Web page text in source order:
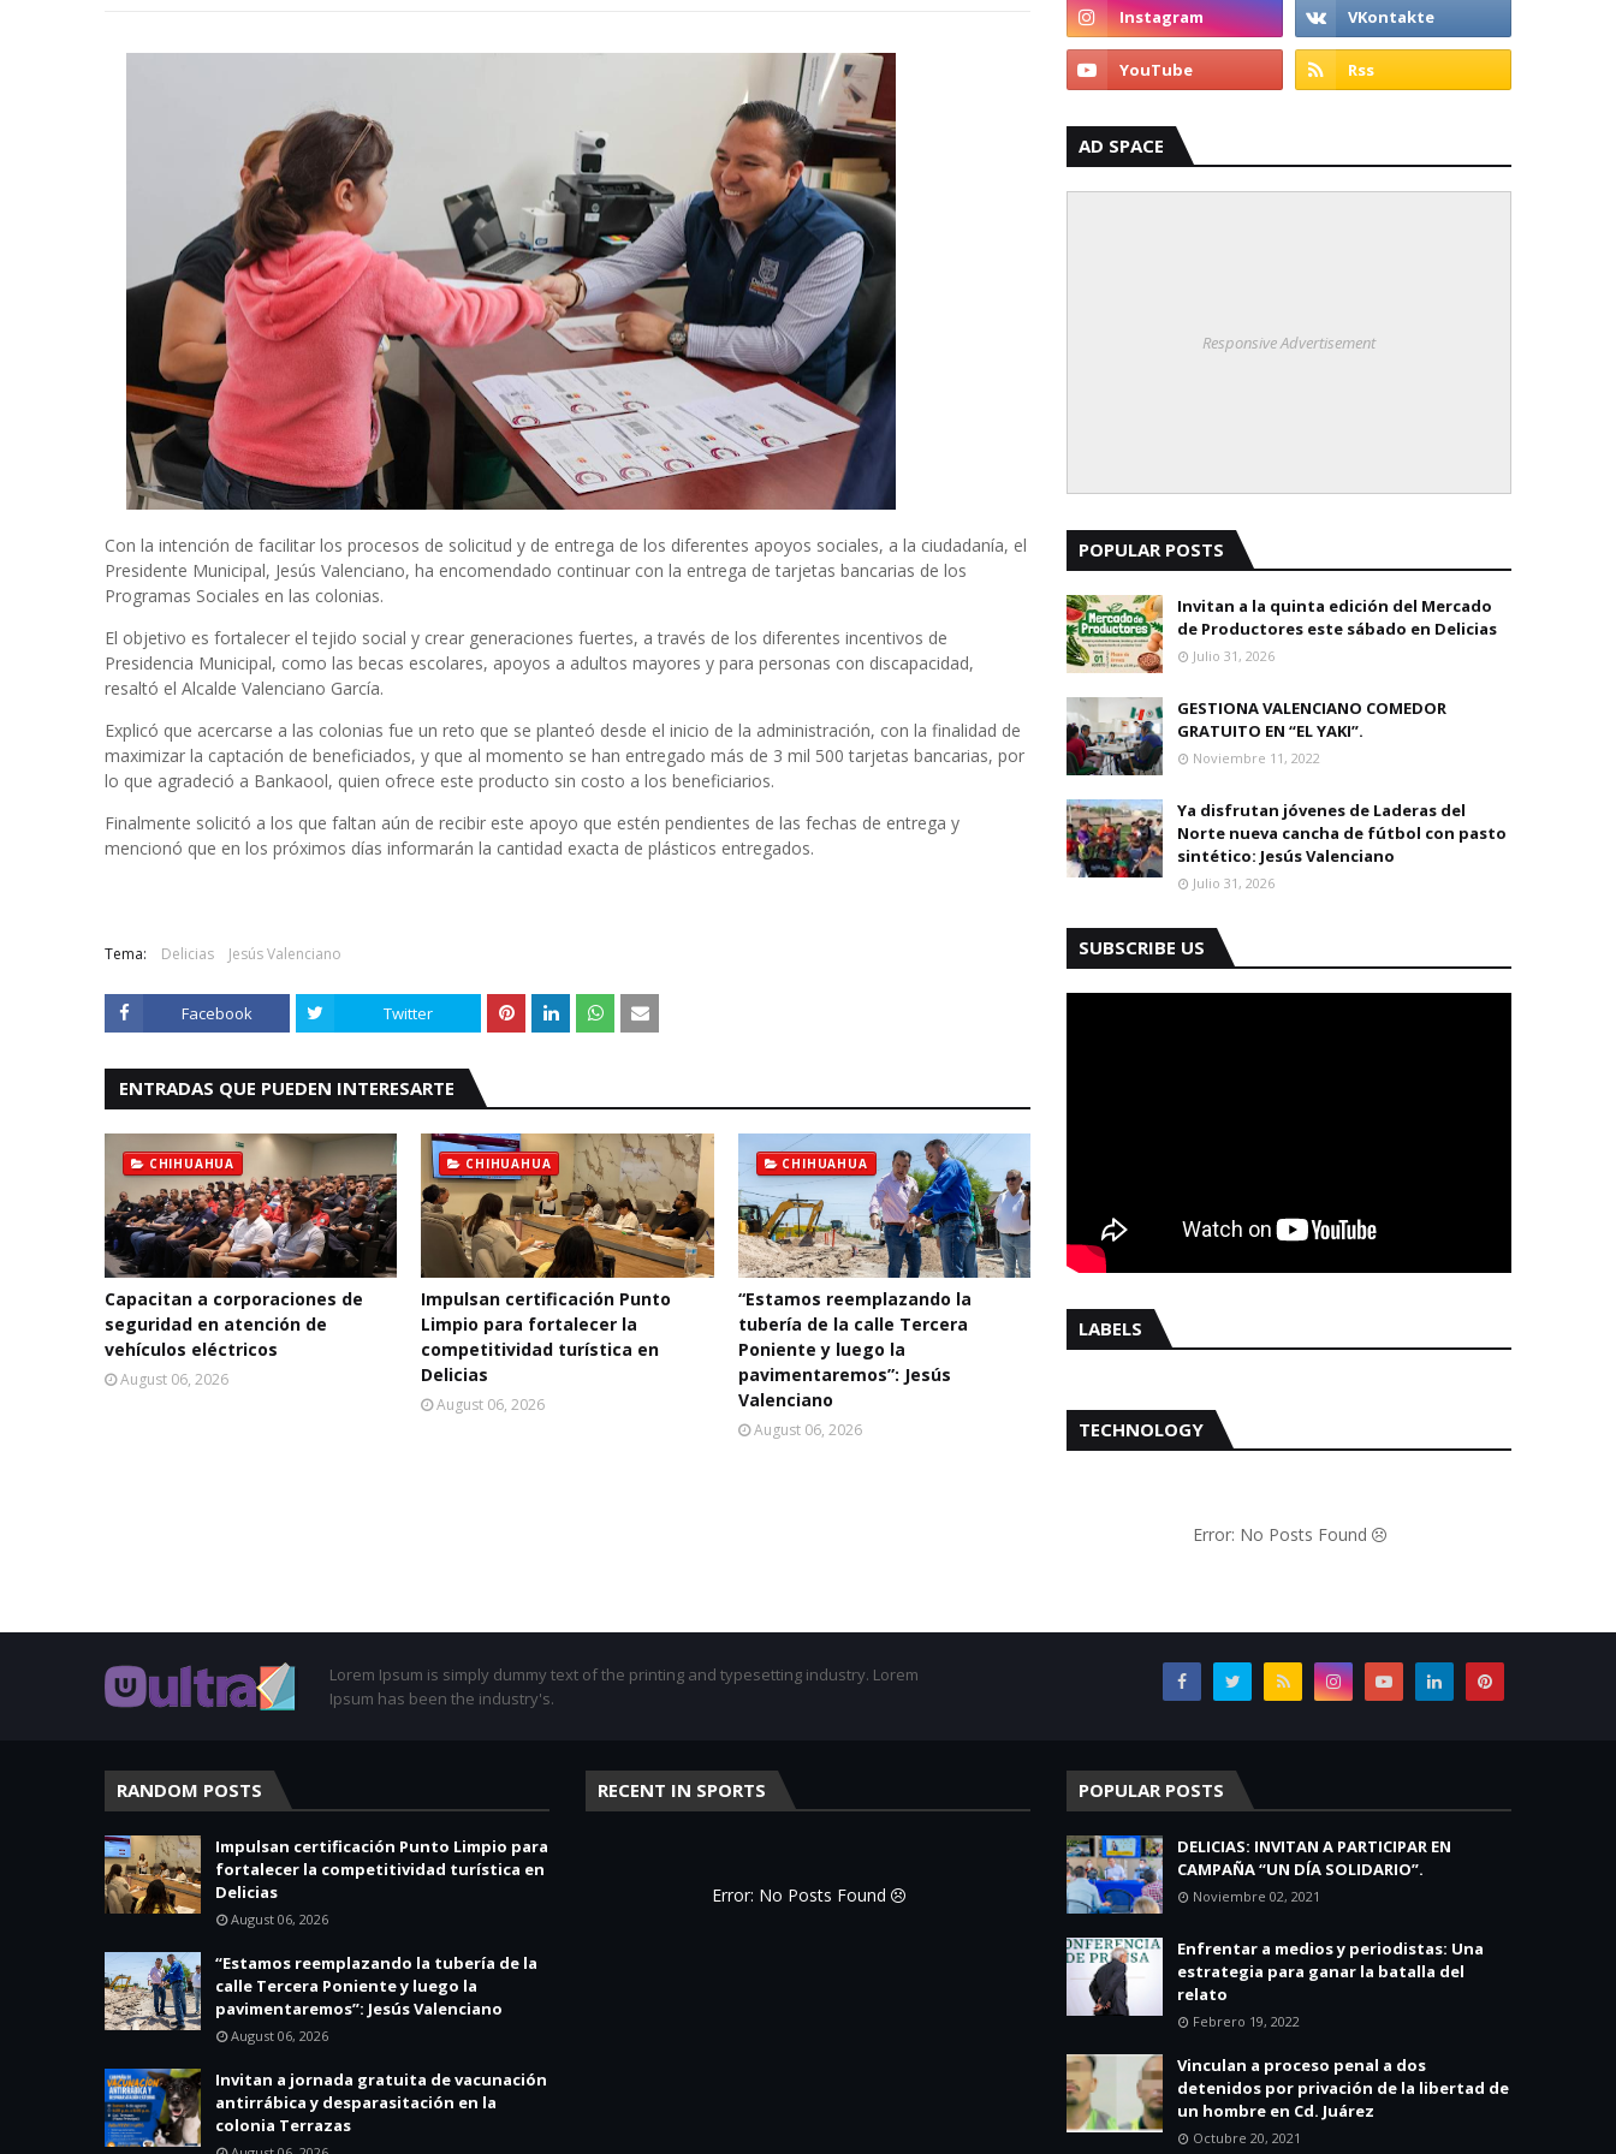
Con la intención de facilitar los procesos de solicitud y de entrega de los diferentes apoyos sociales, a la ciudadanía, el
Presidente Municipal, Jesús Valenciano, ha encomendado continuar con la entrega de tarjetas bancarias de los
Programas Sociales en las colonias.
El objetivo es fortalecer el tejido social y crear generaciones fuertes, a través de los diferentes incentivos de
Presidencia Municipal, como las becas escolares, apoyos a adultos mayores y para personas con discapacidad,
resaltó el Alcalde Valenciano García.
Explicó que acercarse a las colonias fue un reto que se planteó desde el inicio de la administración, con la finalidad de
maximizar la captación de beneficiados, y que al momento se han entregado más de 3 mil 500 tarjetas bancarias, por
lo que agradeció a Bankaool, quien ofrece este producto sin costo a los beneficiarios.
Finalmente solicitó a los que faltan aún de recibir este apoyo que estén pendientes de las fechas de entrega y
mencionó que en los próximos días informarán la cantidad exacta de plásticos entregados.
Tema: Delicias Jesús Valenciano
Facebook Twitter
ENTRADAS QUE PUEDEN INTERESARTE
CHIHUAHUA
Capacitan a corporaciones de
seguridad en atención de
vehículos eléctricos
August 06, 2026
CHIHUAHUA
Impulsan certificación Punto
Limpio para fortalecer la
competitividad turística en
Delicias
August 06, 2026
CHIHUAHUA
“Estamos reemplazando la
tubería de la calle Tercera
Poniente y luego la
pavimentaremos”: Jesús
Valenciano
August 06, 2026
AD SPACE
Responsive Advertisement
POPULAR POSTS
Invitan a la quinta edición del Mercado
de Productores este sábado en Delicias
Julio 31, 2026
GESTIONA VALENCIANO COMEDOR
GRATUITO EN “EL YAKI”.
Noviembre 11, 2022
Ya disfrutan jóvenes de Laderas del
Norte nueva cancha de fútbol con pasto
sintético: Jesús Valenciano
Julio 31, 2026
SUBSCRIBE US
LABELS
TECHNOLOGY
Error: No Posts Found
Lorem Ipsum is simply dummy text of the printing and typesetting industry. Lorem
Ipsum has been the industry's.
RANDOM POSTS
Impulsan certificación Punto Limpio para
fortalecer la competitividad turística en
Delicias
August 06, 2026
“Estamos reemplazando la tubería de la
calle Tercera Poniente y luego la
pavimentaremos”: Jesús Valenciano
August 06, 2026
Invitan a jornada gratuita de vacunación
antirrábica y desparasitación en la
colonia Terrazas
RECENT IN SPORTS
Error: No Posts Found
POPULAR POSTS
DELICIAS: INVITAN A PARTICIPAR EN
CAMPAÑA “UN DÍA SOLIDARIO”.
Noviembre 02, 2021
Enfrentar a medios y periodistas: Una
estrategia para ganar la batalla del
relato
Febrero 19, 2022
Vinculan a proceso penal a dos
detenidos por privación de la libertad de
un hombre en Cd. Juárez
Octubre 20, 2021